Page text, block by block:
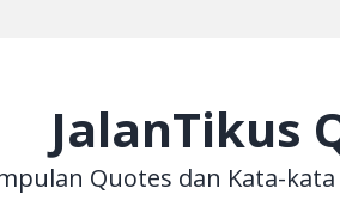
JalanTikus
Quotes dan Kata-